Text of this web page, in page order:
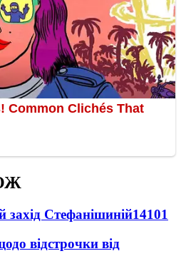
захід Стефанішиній14101
відстрочки від